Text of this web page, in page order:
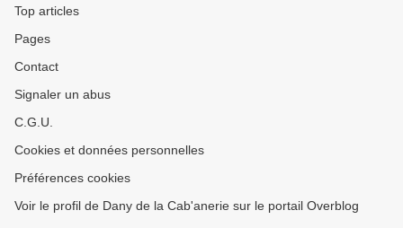
Top articles
Pages
Contact
Signaler un abus
C.G.U.
Cookies et données personnelles
Préférences cookies
Voir le profil de Dany de la Cab'anerie sur le portail Overblog